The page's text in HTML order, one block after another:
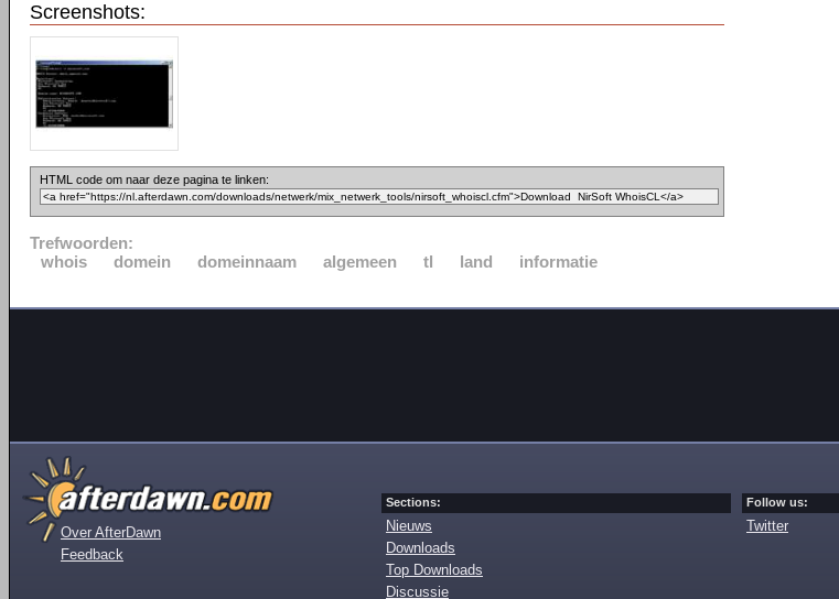
Screenshots:
HTML code om naar deze pagina te linken:
Trefwoorden:
whois
domein domeinnaam algemeen tl land informatie
Over AfterDawn
Feedback
Sections:
Nieuws
Downloads
Top Downloads
Discussie
Follow us:
Twitter